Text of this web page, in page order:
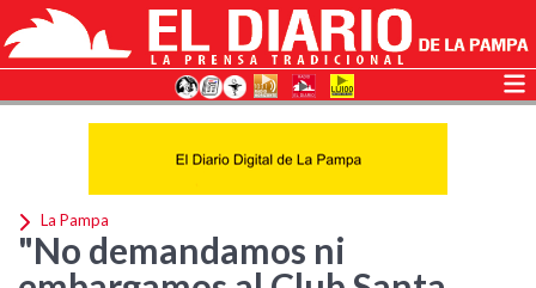
La Pampa
"No demandamos ni